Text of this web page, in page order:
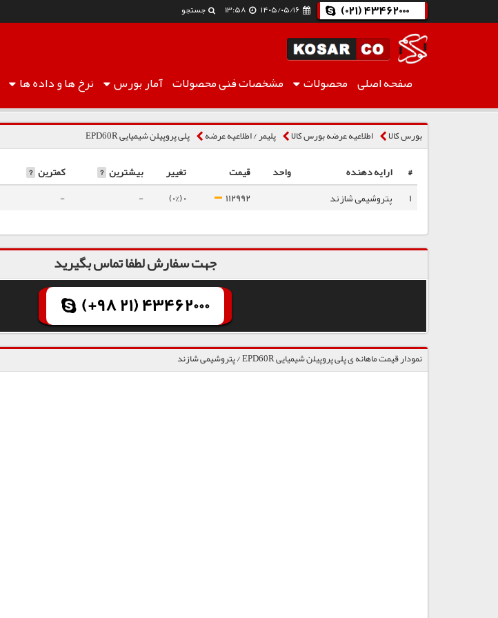
(021) 43462000
13:58 جستجو
صفحه اصلی محصولات مشخصات فنیمحصولات آماربورس نرخ هاو داده ها پلی پروپیلن شیمیایی EPD60R
بورس کالا اطلاعیه عرضه بورس کالا پلیمر / اطلاعیه عرضه پلی پروپیلن شیمیایی EPD60R
# ارایه دهنده واحد قیمت تغییر بیشترین ? کمترین ?
1
پتروشیمی شازند 112992
0 (0%)
-
-
جهت سفارش لطفا تماس بگیرید
(+98 21) 43462000
نمودار قیمت ماهانه ی پلی پروپیلن شیمیایی EPD60R / پتروشیمی شازند